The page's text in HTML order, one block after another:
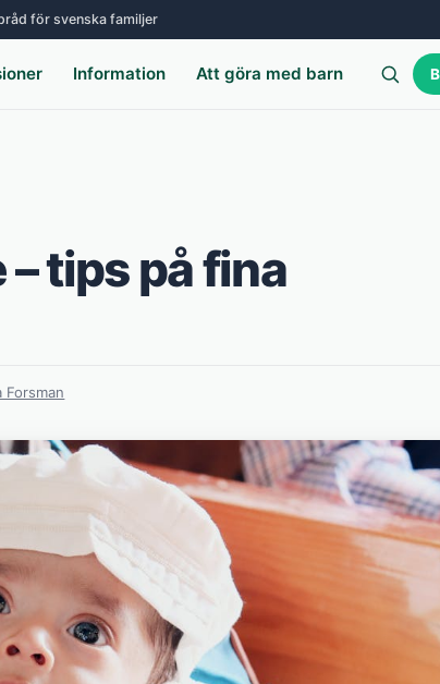
för svenska familjer
Information Att göra med barn
tips på fina
Forsman